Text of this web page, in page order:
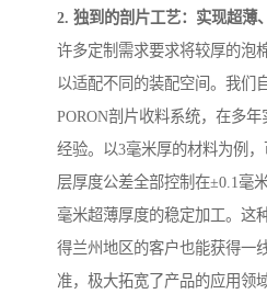
2. 独到的剖片工艺：实现超薄
许多定制需求要求将较厚的泡
以适配不同的装配空间。我们
PORON剖片收料系统，在多
经验。以3毫米厚的材料为例
层厚度公差全部控制在±0.1毫
毫米超薄厚度的稳定加工。这
得兰州地区的客户也能获得一
准，极大拓宽了产品的应用领域